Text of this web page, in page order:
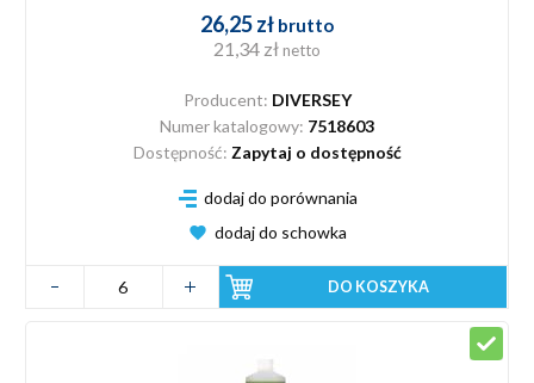
26,25 zł brutto
21,34 zł netto
Producent: DIVERSEY
Numer katalogowy: 7518603
Dostępność: Zapytaj o dostępność
dodaj do porównania
dodaj do schowka
DO KOSZYKA